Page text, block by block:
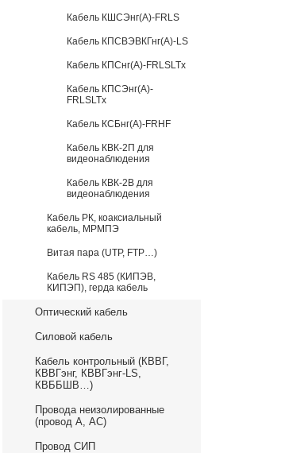
Кабель КШСЭнг(А)-FRLS
Кабель КПСВЭВКГнг(А)-LS
Кабель КПСнг(А)-FRLSLTx
Кабель КПСЭнг(А)-
FRLSLTx
Кабель КСБнг(А)-FRHF
Кабель КВК-2П для
видеонаблюдения
Кабель КВК-2В для
видеонаблюдения
Кабель РК, коаксиальный
кабель, МРМПЭ
Витая пара (UTP, FTP…)
Кабель RS 485 (КИПЭВ,
КИПЭП), герда кабель
Оптический кабель
Силовой кабель
Кабель контрольный (КВВГ,
КВВГэнг, КВВГэнг-LS,
КВББШВ…)
Провода неизолированные
(провод А, АС)
Провод СИП